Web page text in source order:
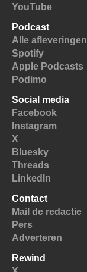
YouTube
Podcast
Alle afleveringen
Spotify
Apple Podcasts
Podimo
Social media
Facebook
Instagram
X
Bluesky
Threads
LinkedIn
Contact
Mail de redactie
Pers
Adverteren
Rewind